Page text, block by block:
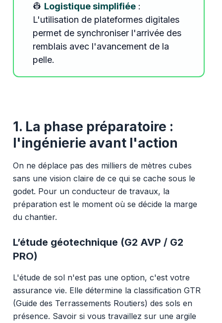
👷 Logistique simplifiée:
L'utilisation de plateformes digitales
permet de synchroniser l'arrivée des
remblais avec l'avancement de la
pelle.
1. La phase préparatoire :
l'ingénierie avant l'action
On ne déplace pas des milliers de mètres cubes
sans une vision claire de ce qui se cache sous le
godet. Pour un conducteur de travaux, la
préparation est le moment où se décide la marge
du chantier.
L’étude géotechnique (G2 AVP / G2
PRO)
L'étude de sol n'est pas une option, c'est votre
assurance vie. Elle détermine la classification GTR
(Guide des Terrassements Routiers) des sols en
présence. Savoir si vous travaillez sur une argile